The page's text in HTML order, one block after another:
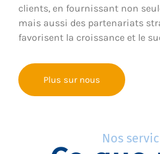
clients, en fournissant non
mais aussi des partenariats
favorisent la croissance et le
Plus sur nous
Nos